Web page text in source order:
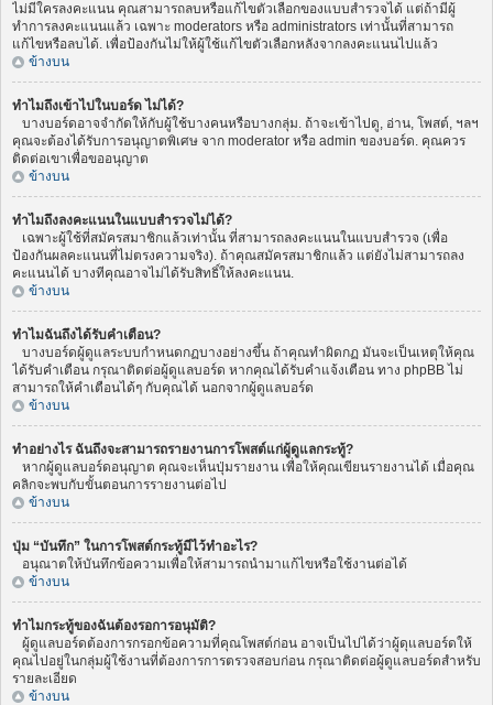
ไม่มีใครลงคะแนน คุณสามารถลบหรือแก้ไขตัวเลือกของแบบสำรวจได้ แต่ถ้ามีผู้
ทำการลงคะแนนแล้ว เฉพาะ moderators หรือ administrators เท่านั้นที่สามารถ
แก้ไขหรือลบได้. เพื่อป้องกันไม่ให้ผู้ใช้แก้ไขตัวเลือกหลังจากลงคะแนนไปแล้ว
ข้างบน
ทำไมถึงเข้าไปในบอร์ด ไม่ได้?
บางบอร์ดอาจจำกัดให้กับผู้ใช้บางคนหรือบางกลุ่ม. ถ้าจะเข้าไปดู, อ่าน, โพสต์, ฯลฯ
คุณจะต้องได้รับการอนุญาตพิเศษ จาก moderator หรือ admin ของบอร์ด. คุณควร
ติดต่อเขาเพื่อขออนุญาต
ข้างบน
ทำไมถึงลงคะแนนในแบบสำรวจไม่ได้?
เฉพาะผู้ใช้ที่สมัครสมาชิกแล้วเท่านั้น ที่สามารถลงคะแนนในแบบสำรวจ (เพื่อ
ป้องกันผลคะแนนที่ไม่ตรงความจริง). ถ้าคุณสมัครสมาชิกแล้ว แต่ยังไม่สามารถลง
คะแนนได้ บางทีคุณอาจไม่ได้รับสิทธิ์ให้ลงคะแนน.
ข้างบน
ทำไมฉันถึงได้รับคำเตือน?
บางบอร์ดผู้ดูแลระบบกำหนดกฏบางอย่างขึ้น ถ้าคุณทำผิดกฏ มันจะเป็นเหตุให้คุณ
ได้รับคำเตือน กรุณาติดต่อผู้ดูแลบอร์ด หากคุณได้รับคำแจ้งเตือน ทาง phpBB ไม่
สามารถให้คำเตือนได้ๆ กับคุณได้ นอกจากผู้ดูแลบอร์ด
ข้างบน
ทำอย่างไร ฉันถึงจะสามารถรายงานการโพสต์แก่ผู้ดูแลกระทู้?
หากผู้ดูแลบอร์ดอนุญาต คุณจะเห็นปุ่มรายงาน เพื่อให้คุณเขียนรายงานได้ เมื่อคุณ
คลิกจะพบกับขั้นตอนการรายงานต่อไป
ข้างบน
ปุ่ม “บันทึก” ในการโพสต์กระทู้มีไว้ทำอะไร?
อนุณาตให้บันทึกข้อความเพื่อให้สามารถนำมาแก้ไขหรือใช้งานต่อได้
ข้างบน
ทำไมกระทู้ของฉันต้องรอการอนุมัติ?
ผู้ดูแลบอร์ดต้องการกรอกข้อความที่คุณโพสต์ก่อน อาจเป็นไปได้ว่าผู้ดุแลบอร์ดให้
คุณไปอยู่ในกลุ่มผู้ใช้งานที่ต้องการการตรวจสอบก่อน กรุณาติดต่อผู้ดูแลบอร์ดสำหรับ
รายละเอียด
ข้างบน